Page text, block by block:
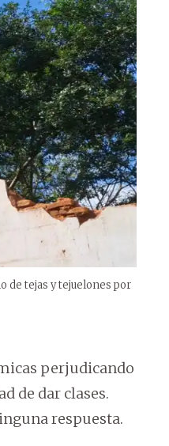
de tejas y tejuelones por
perjudicando
de dar clases.
respuesta.